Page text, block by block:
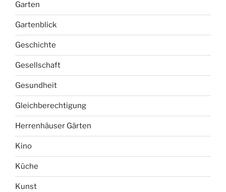
Garten
Gartenblick
Geschichte
Gesellschaft
Gesundheit
Gleichberechtigung
Herrenhäuser Gärten
Kino
Küche
Kunst